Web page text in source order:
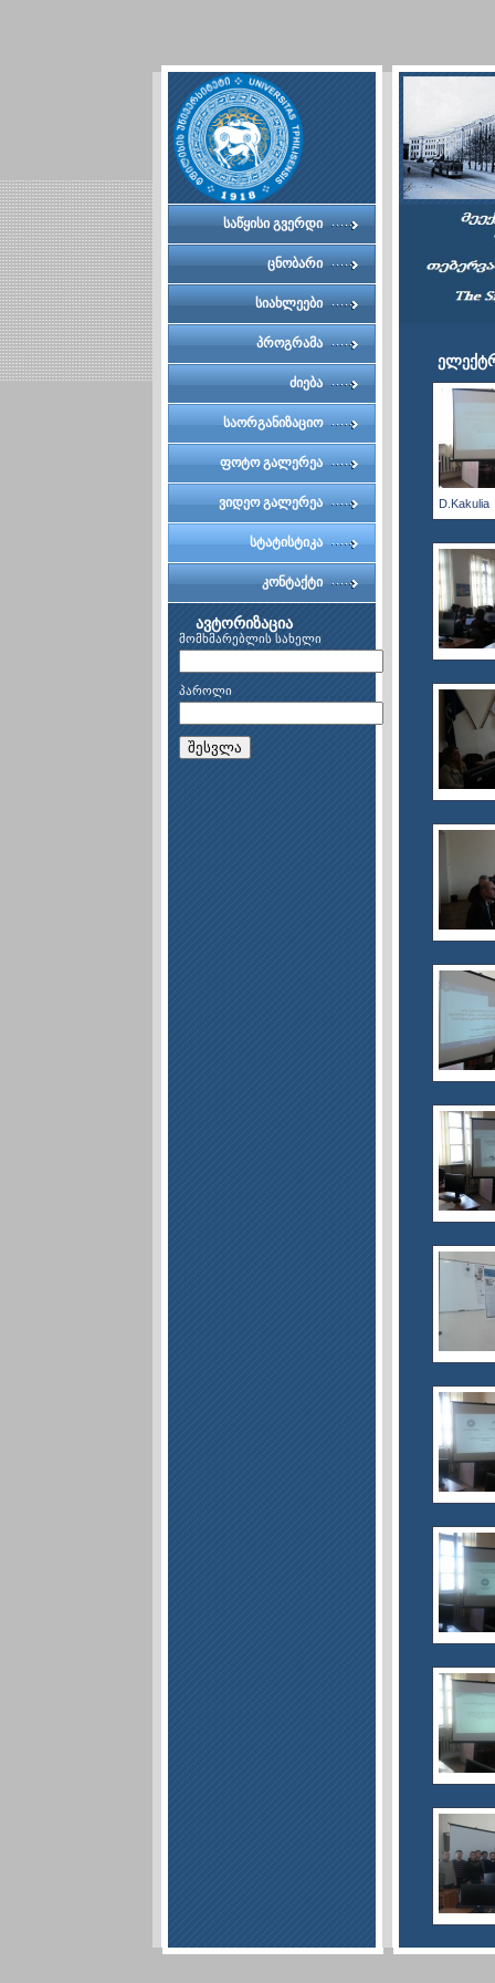
საწყისი გვერდი
ცნობარი
სიახლეები
პროგრამა
ძიება
საორგანიზაციო
კომიტეტი
ფოტო გალერეა
ვიდეო გალერეა
სტატისტიკა
კონტაქტი
ავტორიზაცია
მომხმარებლის სახელი
პაროლი
შესვლა
D.Kakulia